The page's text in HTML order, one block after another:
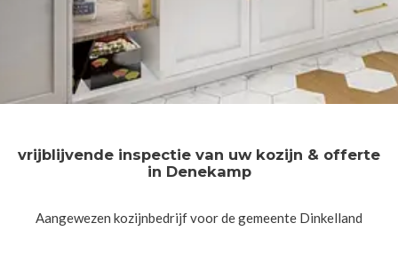
vrijblijvende inspectie van uw kozijn & offerte
in Denekamp
Aangewezen kozijnbedrijf voor de gemeente Dinkelland